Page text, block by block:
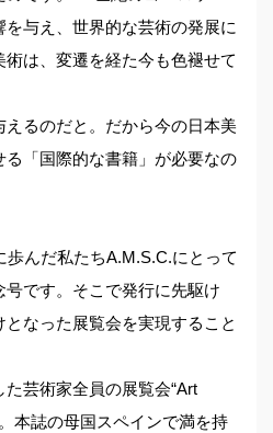
を与え、世界的な芸術の発展に
は、変遷を経た今も色褪せて
えるのだと。だから今の日本美
る「国際的な書籍」が必要なの
歩んだ私たちA.M.S.C.にとって
です。そこで発行に先駆け
なった展覧会を実現すること
芸術家全員の展覧会“Art
本誌の母国スペインで満を持